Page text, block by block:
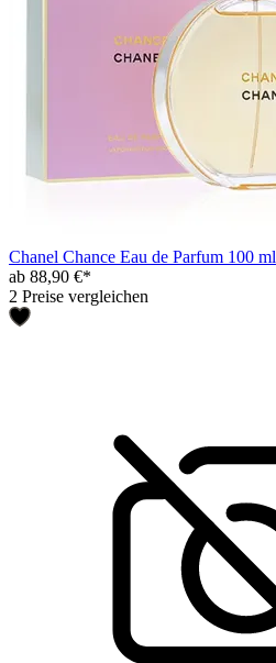
Chanel Chance Eau de Parfum 100 ml
ab 88,90 €*
2 Preise vergleichen